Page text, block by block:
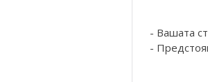
- Вашата
-